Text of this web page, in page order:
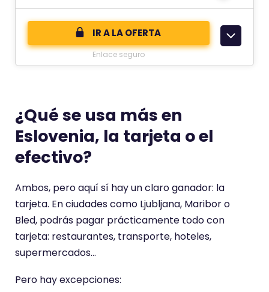
ó
n
e
c
a
r
i
t
i
e
n
e
n
IR A LA OFERTA
Enlace seguro
¿Qué se usa más en
Eslovenia, la tarjeta o el
efectivo?
Ambos, pero aquí sí hay un claro ganador: la
tarjeta. En ciudades como Ljubljana, Maribor o
Bled, podrás pagar prácticamente todo con
tarjeta: restaurantes, transporte, hoteles,
supermercados…
Pero hay excepciones: